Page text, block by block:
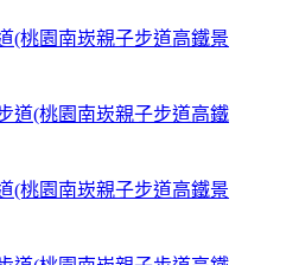
(桃園南崁親子步道高鐵景
(桃園南崁親子步道高鐵景